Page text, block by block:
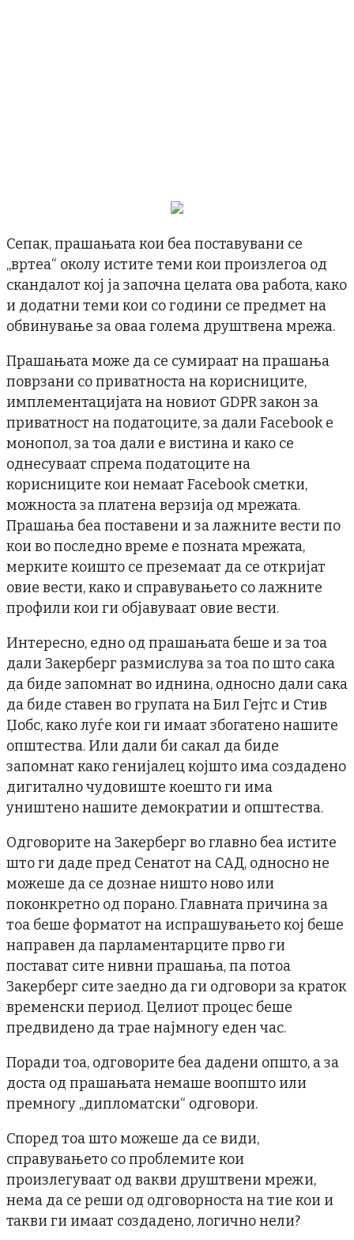
Сепак, прашањата кои беа поставувани се
„вртеа“ околу истите теми кои произлегоа од
скандалот кој ја започна целата ова работа, како
и додатни теми кои со години се предмет на
обвинување за оваа голема друштвена мрежа.
Прашањата може да се сумираат на прашања
поврзани со приватноста на корисниците,
имплементацијата на новиот GDPR закон за
приватност на податоците, за дали Facebook е
монопол, за тоа дали е вистина и како се
однесуваат спрема податоците на
корисниците кои немаат Facebook сметки,
можноста за платена верзија од мрежата.
Прашања беа поставени и за лажните вести по
кои во последно време е позната мрежата,
мерките коишто се преземаат да се откријат
овие вести, како и справувањето со лажните
профили кои ги објавуваат овие вести.
Интересно, едно од прашањата беше и за тоа
дали Закерберг размислува за тоа по што сака
да биде запомнат во иднина, односно дали сака
да биде ставен во групата на Бил Гејтс и Стив
Џобс, како луѓе кои ги имаат збогатено нашите
општества. Или дали би сакал да биде
запомнат како генијалец којшто има создадено
дигитално чудовиште коешто ги има
уништено нашите демократии и општества.
Одговорите на Закерберг во главно беа истите
што ги даде пред Сенатот на САД, односно не
можеше да се дознае ништо ново или
поконкретно од порано. Главната причина за
тоа беше форматот на испрашувањето кој беше
направен да парламентарците прво ги
постават сите нивни прашања, па потоа
Закерберг сите заедно да ги одговори за краток
временски период. Целиот процес беше
предвидено да трае најмногу еден час.
Поради тоа, одговорите беа дадени општо, а за
доста од прашањата немаше воопшто или
премногу „дипломатски“ одговори.
Според тоа што можеше да се види,
справувањето со проблемите кои
произлегуваат од вакви друштвени мрежи,
нема да се реши од одговорноста на тие кои и
такви ги имаат создадено, логично нели?